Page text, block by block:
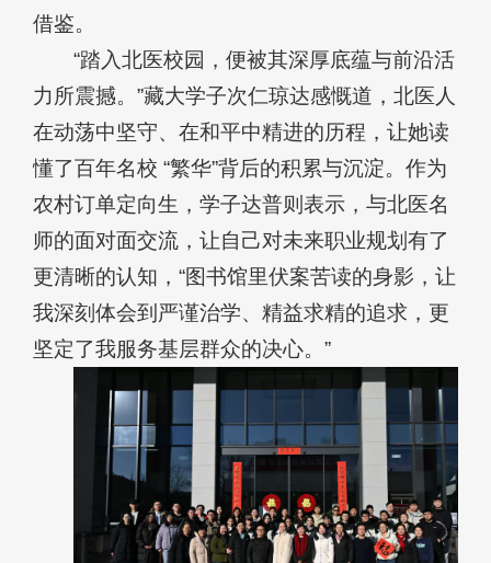
借鉴。
“踏入北医校园，便被其深厚底蕴与前沿活
力所震撼。”藏大学子次仁琼达感慨道，北医人
在动荡中坚守、在和平中精进的历程，让她读
懂了百年名校 “繁华”背后的积累与沉淀。作为
农村订单定向生，学子达普则表示，与北医名
师的面对面交流，让自己对未来职业规划有了
更清晰的认知，“图书馆里伏案苦读的身影，让
我深刻体会到严谨治学、精益求精的追求，更
坚定了我服务基层群众的决心。”